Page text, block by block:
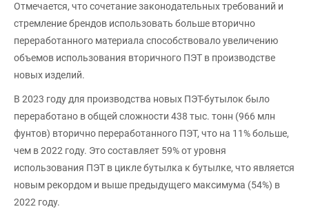
Отмечается, что сочетание законодательных требований и
стремление брендов использовать больше вторично
переработанного материала способствовало увеличению
объемов использования вторичного ПЭТ в производстве
новых изделий.
В 2023 году для производства новых ПЭТ-бутылок было
переработано в общей сложности 438 тыс. тонн (966 млн
фунтов) вторично переработанного ПЭТ, что на 11% больше,
чем в 2022 году. Это составляет 59% от уровня
использования ПЭТ в цикле бутылка к бутылке, что является
новым рекордом и выше предыдущего максимума (54%) в
2022 году.